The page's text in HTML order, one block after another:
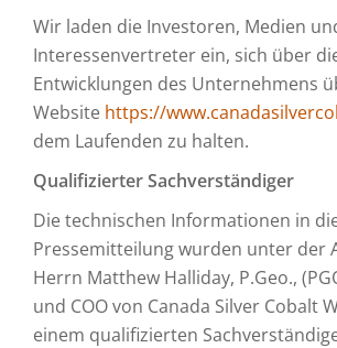
Wir laden die Investoren, Medien
Interessenvertreter ein, sich über
Entwicklungen des Unternehmens
Website https://
dem Laufenden zu halten.
Qualifizierter Sachverständiger
Die technischen Informationen in
Pressemitteilung wurden unter der
Herrn Matthew Halliday, P.Geo.,
und COO von Canada Silver Cobalt
einem qualifizierten